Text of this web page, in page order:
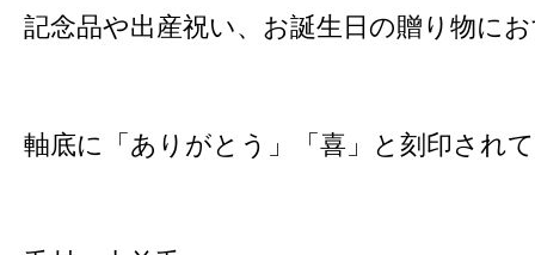
記念品や出産祝い、お誕生日の贈り物に
軸底に「ありがとう」「喜」と刻印され